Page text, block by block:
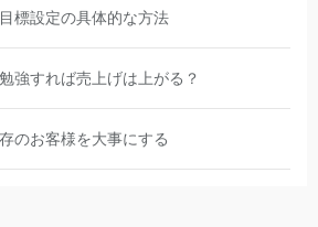
標設定の具体的な方法
強すれば売上げは上がる？
のお客様を大事にする